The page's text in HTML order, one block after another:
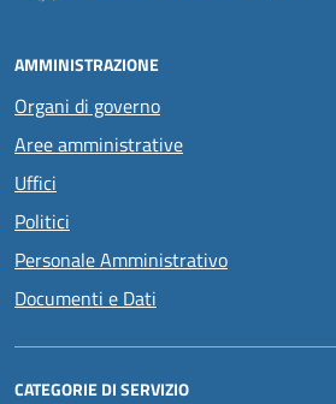
AMMINISTRAZIONE
Organi di governo
Aree amministrative
Uffici
Politici
Personale Amministrativo
Documenti e Dati
CATEGORIE DI SERVIZIO